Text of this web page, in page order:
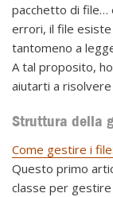
pacchetto di file…
errori, il file esiste
tantomeno a
A tal proposito,
aiutarti a
Struttura della
Come gestire i
Questo primo
classe per